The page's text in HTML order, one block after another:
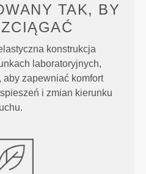
TAK, BY
konstrukcja
laboratoryjnych,
aby zapewniać komfort
i zmian kierunku